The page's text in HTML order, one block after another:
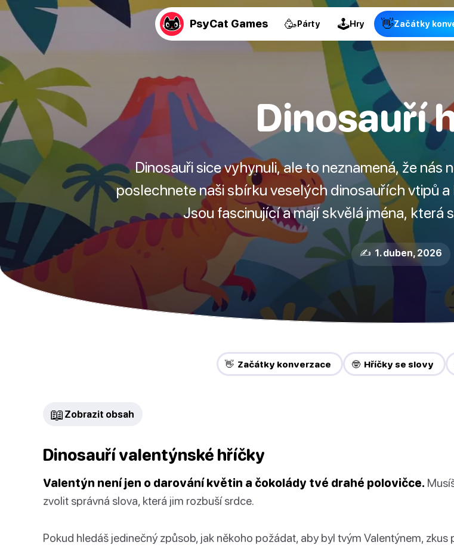
PsyCat Games 🥳Párty 🕹Hry 👋Začátky
Dinosauří
Dinosauři sice vyhynuli, ale to neznamená, že nás
poslechnete naši sbírku veselých dinosauřích vtipů
Jsou fascinující a mají skvělá jména, která
✍️ 1. duben, 2026
👋 Začátky konverzace 🤓 Hříčky se slovy
📖 Zobrazit obsah
Dinosauří valentýnské hříčky
Valentýn není jen o darování květin a čokolády tvé drahé polovičce.
zvolit správná slova, která jim rozbuší srdce.
Pokud hledáš jedinečný způsob, jak někoho požádat, aby byl tvým Valentýnem, zkus